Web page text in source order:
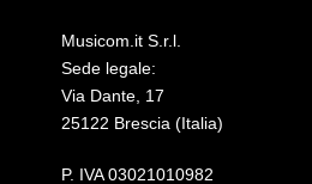
Musicom.it S.r.l.
Sede legale:
Via Dante, 17
25122 Brescia (Italia)
P. IVA 03021010982